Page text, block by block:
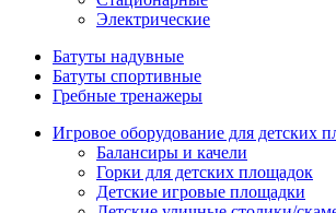
Электрические
Батуты надувные
Батуты спортивные
Гребные тренажеры
Игровое оборудование для детских
Балансиры и качели
Горки для детских площадок
Детские игровые площадки